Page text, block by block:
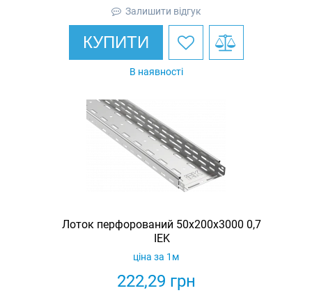
Залишити відгук
КУПИТИ
В наявності
Лоток перфорований 50х200х3000 0,7
IEK
222,29 грн
ціна за 1м